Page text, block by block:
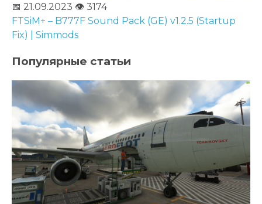
📅 21.09.2023 👁️ 3174
FTSiM+ – B777F Sound Pack (GE) v1.2.5 (Startup
Fix) | Simmods
Популярные статьи